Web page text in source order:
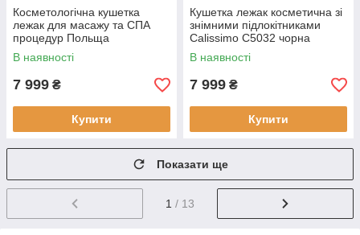
Косметологічна кушетка
лежак для масажу та СПА
процедур Польща
педикюрна
В наявності
7 999 ₴
Купити
Кушетка лежак косметична зі
знімними підлокітниками
Calissimo C5032 чорна
В наявності
7 999 ₴
Купити
Показати ще
1 / 13